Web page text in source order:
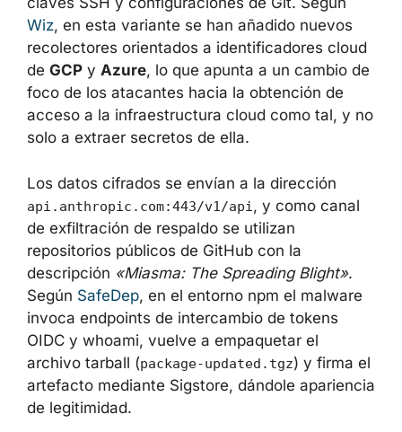
Wiz, en esta variante se han añadido nuevos
recolectores orientados a identificadores
cloud deGCPyAzure, lo que apunta a un
cambio de foco de los atacantes hacia la
obtención de acceso a la infraestructura
cloud como tal, y no solo a extraer secretos
Los datos cifrados se envían a la dirección
api.anthropic.com:443/v1/api, y como canal
de exfiltración de respaldo se utilizan
repositorios públicos de GitHub con la
descripción«Miasma: The Spreading Blight».
Según SafeDep, en el entorno npm el
malware invoca endpoints de intercambio de
tokens OIDC y whoami, vuelve a empaquetar
el archivo tarball (package-updated.tgz) y
firma el artefacto mediante Sigstore, dándole